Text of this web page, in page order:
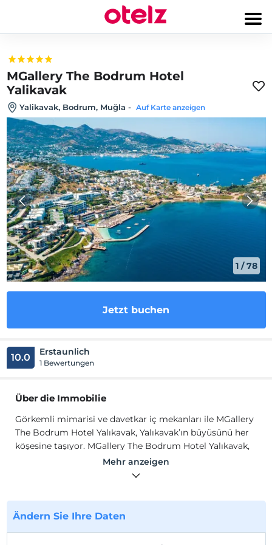
MGallery The Bodrum Hotel
Yalikavak
Yalikavak, Bodrum, Muğla - Auf Karte anzeigen
1 /78
Jetzt buchen
10.0 Erstaunlich
1 Bewertungen
Über die Immobilie
Görkemli mimarisi ve davetkar iç mekanları ile MGallery
The Bodrum Hotel Yalıkavak, Yalıkavak’ın büyüsünü her
köşesine taşıyor. MGallery The Bodrum Hotel Yalıkavak,
Bodrum’un Yalıkavak beldesinin son lüks otellerinden
biridir. MGallery The Bodrum Hotel Yalıkavak’ta, Ege
deneyim ve kıskanılacak bir plaj ortamı sizi bekliyor.
MGallery The Bodrum Hotel Yalıkavak’ta sahilde güneşi
içinize çekebilir, plaj barda mükemmel hazırlanmış
Mehr anzeigen
Ändern Sie Ihre Daten